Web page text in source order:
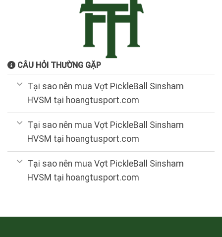
CÂU HỎI THƯỜNG GẶP
Tại sao nên mua Vợt PickleBall Sinsham
HVSM tại hoangtusport.com
Tại sao nên mua Vợt PickleBall Sinsham
HVSM tại hoangtusport.com
Tại sao nên mua Vợt PickleBall Sinsham
HVSM tại hoangtusport.com